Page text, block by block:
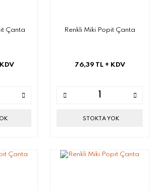
Çanta Renkli Miki Popit Çanta
76,39 TL + KDV
STOKTA YOK